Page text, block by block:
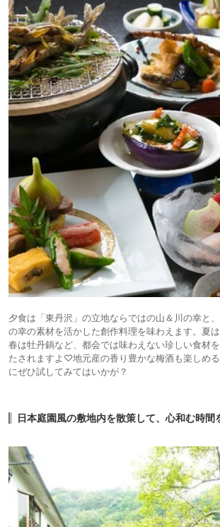
夕食は「東丹沢」の立地ならではの山＆川の幸と
の幸の素材を活かした創作料理を味わえます。夏
春は牡丹鍋など、都会では味わえない珍しい食材
たされますよ♡地元産の香り豊かな梅酒も楽しめ
にぜひ試してみてはいかが？
日本庭園風の敷地内を散策して、心和む時間